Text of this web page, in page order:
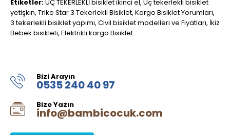
Etiketler:ÜÇ TEKERLEKLİ bisiklet ikinci el, Üç tekerlekli bisiklet
yetişkin, Trike Star 3 Tekerlekli Bisiklet, Kargo Bisiklet Yorumları,
3 tekerlekli bisiklet yapımı, Civil bisiklet modelleri ve Fiyatları, İkiz
Bebek bisikleti, Elektrikli kargo Bisiklet
Bizi Arayın
0535 240 40 97
Bize Yazın
info@bambicocuk.com